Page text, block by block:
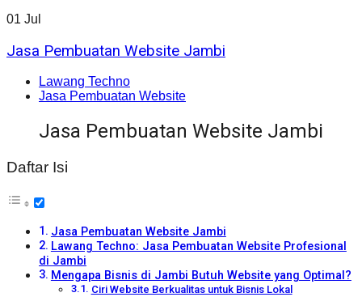
01 Jul
Jasa Pembuatan Website Jambi
Lawang Techno
Jasa Pembuatan Website
Jasa Pembuatan Website Jambi
Daftar Isi
Jasa Pembuatan Website Jambi
Lawang Techno: Jasa Pembuatan Website Profesional
di Jambi
Mengapa Bisnis di Jambi Butuh Website yang Optimal?
Ciri Website Berkualitas untuk Bisnis Lokal